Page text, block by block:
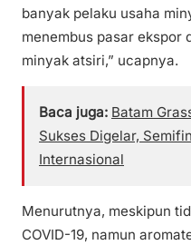
banyak pelaku usaha
menembus pasar ekspor
minyak atsiri,” ucapnya.
Baca juga: Batam
Sukses Digelar,
Internasional
Menurutnya, meskipun
COVID-19, namun